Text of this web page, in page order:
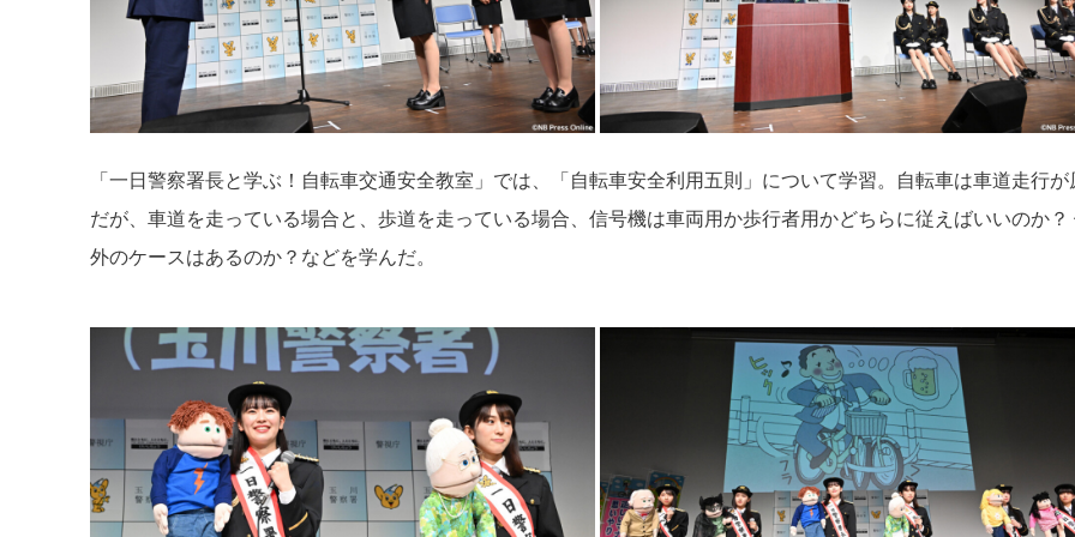
「一日警察署長と学ぶ！自転車交通安全教室」では、「自転車安全利用五則」について学習。自転車は車道走行が
だが、車道を走っている場合と、歩道を走っている場合、信号機は車両用か歩行者用かどちらに従えばいいのか？
外のケースはあるのか？などを学んだ。